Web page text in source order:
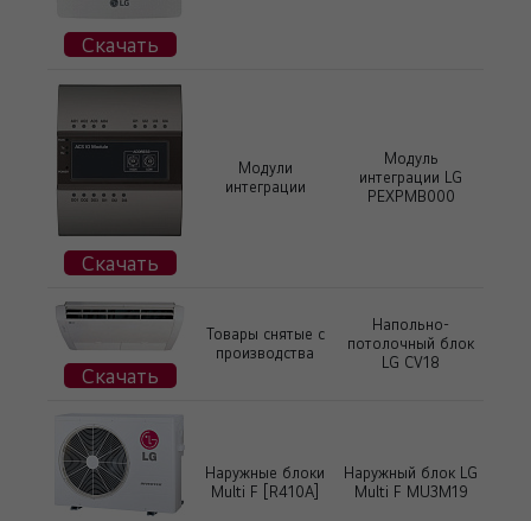
Скачать
Скачать
Модули
интеграции
Модуль
интеграции LG
PEXPMB000
Скачать
Товары снятые с
производства
Напольно-
потолочный блок
LG CV18
Наружные блоки
Multi F [R410А]
Наружный блок LG
Multi F MU3M19